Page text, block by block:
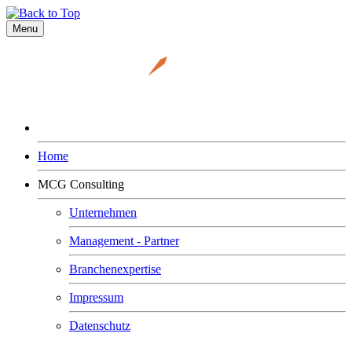
Menu
Home
MCG Consulting
Unternehmen
Management - Partner
Branchenexpertise
Impressum
Datenschutz